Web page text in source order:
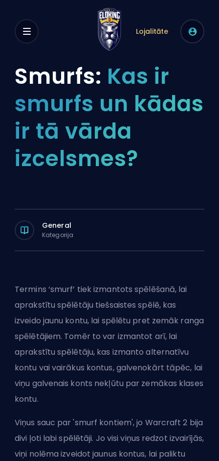
Lojalitāte
Smurfs: Kas ir
smurfs un kādas
ir tā vārda
izcelsmes?
General
Kategorija
Termins ‘smurf’ tiek izmantots spēlēšanā, lai
aprakstītu spēlētāju tiešsaistes spēlē, kas
izveido jaunu kontu, lai spēlētu pret zemāk ranga
spēlētājiem. Tomēr to var izmantot arī, lai
aprakstītu spēlētāju, kas izmanto alternatīvu
kontu vai vairākus kontus, galvenokārt tāpēc, lai
viņu galvenais konts nekļūtu par zemākas klases
kontu.
Viņus sauc par 'smurf kontiem', jo Warcraft 2 bija
divi ļoti labi spēlētāji. Jo visi viņus redzot izvairījās,
viņi nolēma izveidot jaunus kontus, lai paliktu